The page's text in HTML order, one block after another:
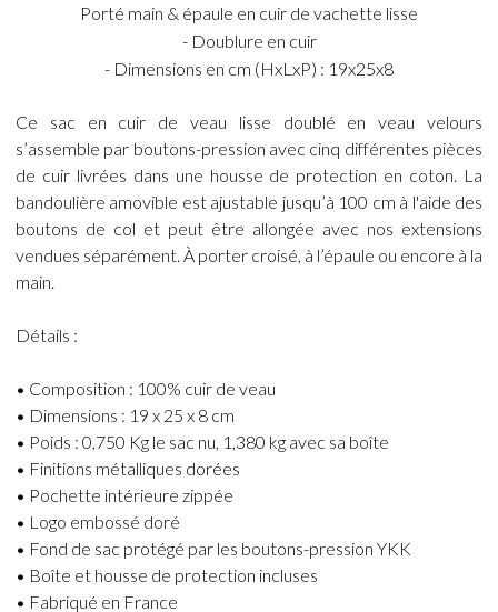
Porté main & épaule en cuir de vachette lisse
- Doublure en cuir
- Dimensions en cm (HxLxP) : 19x25x8
Ce sac en cuir de veau lisse doublé en veau velours
s’assemble par boutons-pression avec cinq différentes pièces
de cuir livrées dans une housse de protection en coton. La
bandoulière amovible est ajustable jusqu’à 100 cm à l'aide des
boutons de col et peut être allongée avec nos extensions
vendues séparément. À porter croisé, à l’épaule ou encore à la
main.
Détails :
• Composition : 100% cuir de veau
• Dimensions : 19 x 25 x 8 cm
• Poids : 0,750 Kg le sac nu, 1,380 kg avec sa boîte
• Finitions métalliques dorées
• Pochette intérieure zippée
• Logo embossé doré
• Fond de sac protégé par les boutons-pression YKK
• Boîte et housse de protection incluses
• Fabriqué en France